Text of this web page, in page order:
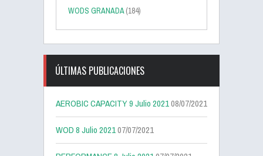
WODS GRANADA(184)
ÚLTIMAS PUBLICACIONES
AEROBIC CAPACITY 9 Julio 202108/07/2021
WOD 8 Julio 202107/07/2021